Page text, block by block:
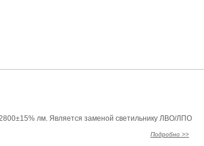
лм. Является заменой светильнику ЛВО/ЛПО
Подробно >>